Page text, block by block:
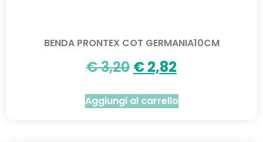
BENDA PRONTEX COT GERMANIA10CM
€3,20 €2,82
Aggiungi al carrello